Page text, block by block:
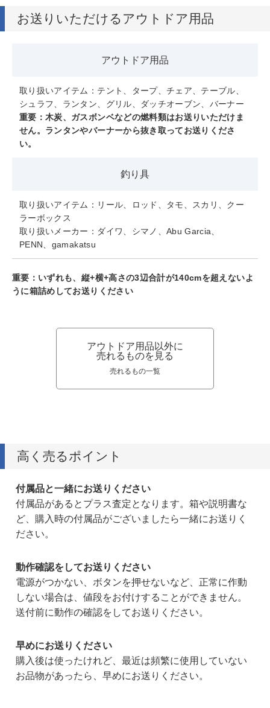
お送りいただけるアウトドア用品
アウトドア用品
取り扱いアイテム：テント、タープ、チェア、テーブル、
シュラフ、ランタン、グリル、ダッチオーブン、バーナー
重要：木炭、ガスボンベなどの燃料類はお送りいただけま
せん。ランタンやバーナーから抜き取ってお送りくださ
い。
釣り具
取り扱いアイテム：リール、ロッド、タモ、スカリ、クー
ラーボックス
取り扱いメーカー：ダイワ、シマノ、Abu Garcia、
PENN、gamakatsu
重要：いずれも、縦+横+高さの3辺合計が140cmを超えないよ
うに箱詰めしてお送りください
アウトドア用品以外に
売れるものを見る
売れるもの一覧
高く売るポイント
付属品と一緒にお送りください
付属品があるとプラス査定となります。箱や説明書な
ど、購入時の付属品がございましたら一緒にお送りく
ださい。
動作確認をしてお送りください
電源がつかない、ボタンを押せないなど、正常に作動
しない場合は、値段をお付けすることができません。
送付前に動作の確認をしてお送りください。
早めにお送りください
購入後は使ったけれど、最近は頻繁に使用していない
お品物があったら、早めにお送りください。